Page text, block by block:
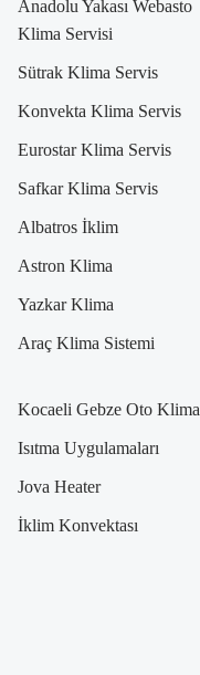
Anadolu Yakası Webasto
Klima Servisi
Sütrak Klima Servis
Konvekta Klima Servis
Eurostar Klima Servis
Safkar Klima Servis
Albatros İklim
Astron Klima
Yazkar Klima
Araç Klima Sistemi
Kocaeli Gebze Oto Klima
Isıtma Uygulamaları
Jova Heater
İklim Konvektası